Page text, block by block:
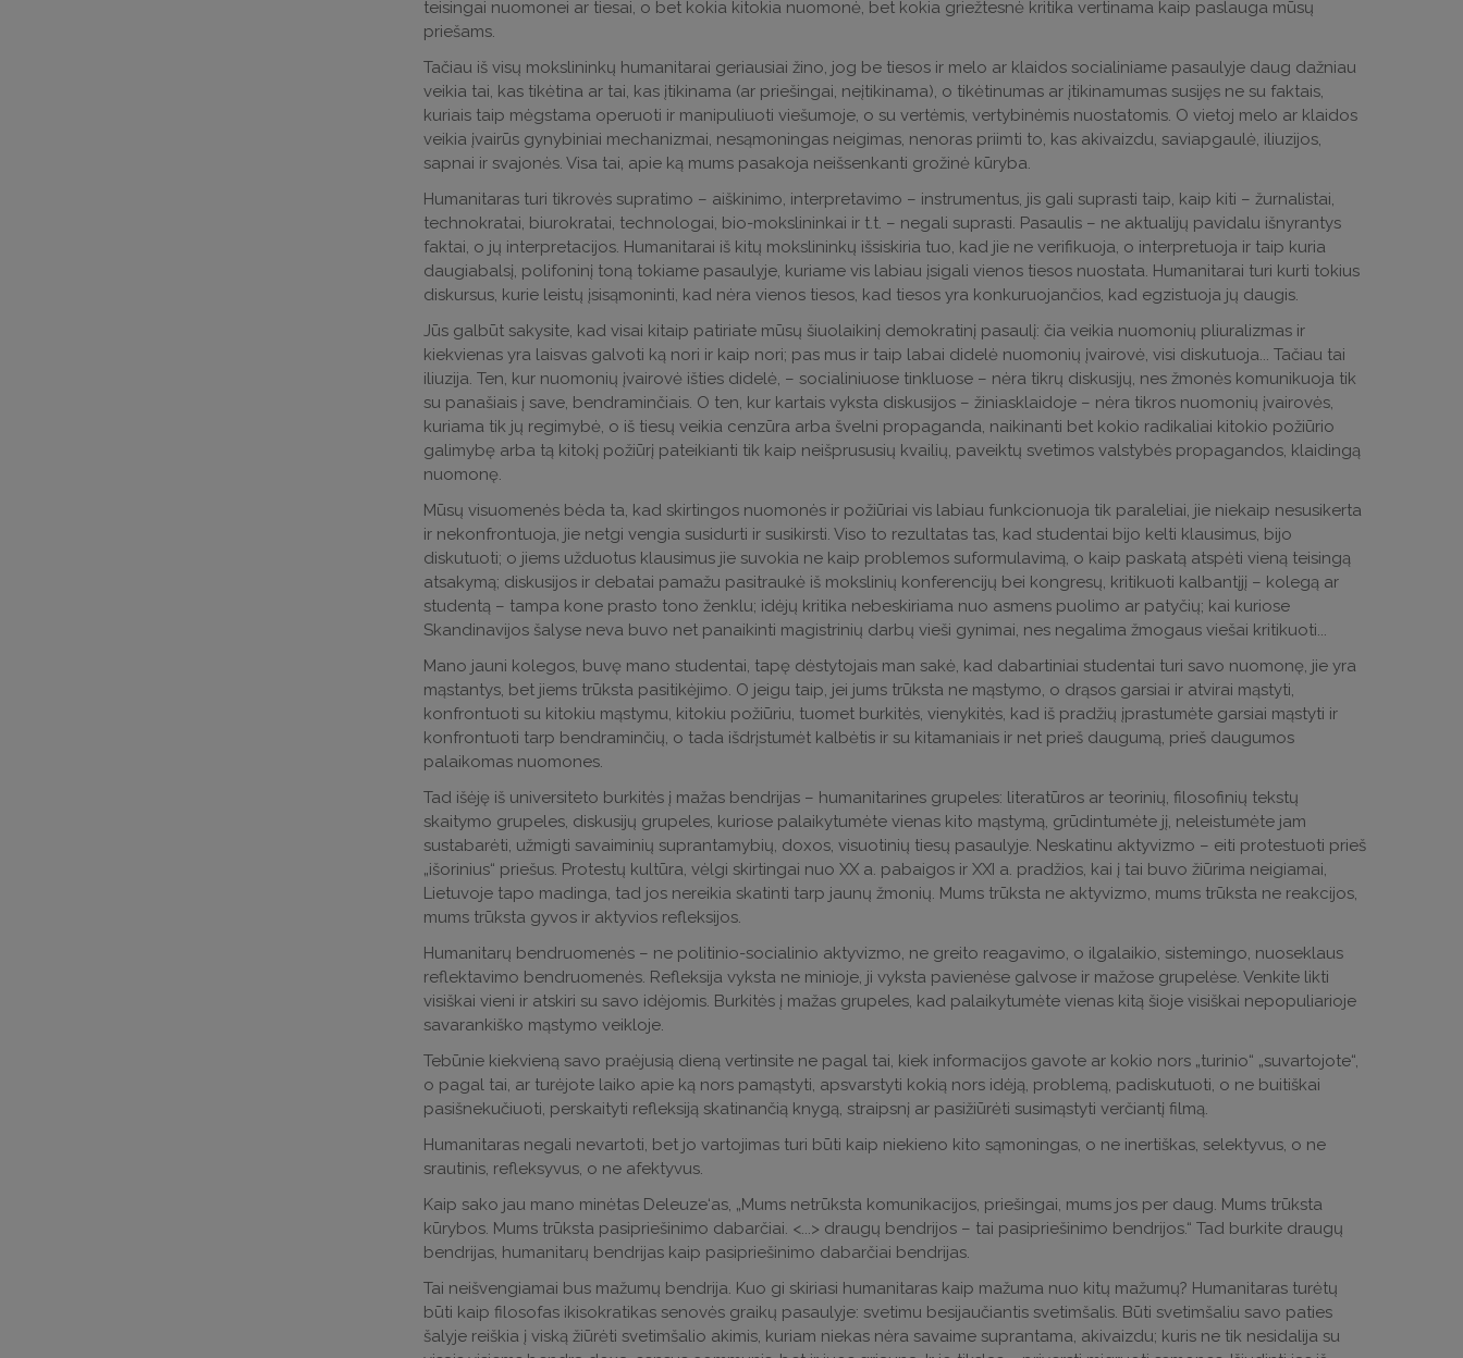
teisingai nuomonei ar tiesai, o bet kokia kitokia nuomonė, bet kokia griežtesnė kritika vertinama kaip paslauga mūsų
priešams.
Tačiau iš visų mokslininkų humanitarai geriausiai žino, jog be tiesos ir melo ar klaidos socialiniame pasaulyje daug dažniau
veikia tai, kas tikėtina ar tai, kas įtikinama (ar priešingai, neįtikinama), o tikėtinumas ar įtikinamumas susijęs ne su faktais,
kuriais taip mėgstama operuoti ir manipuliuoti viešumoje, o su vertėmis, vertybinėmis nuostatomis. O vietoj melo ar klaidos
veikia įvairūs gynybiniai mechanizmai, nesąmoningas neigimas, nenoras priimti to, kas akivaizdu, saviapgaulė, iliuzijos,
sapnai ir svajonės. Visa tai, apie ką mums pasakoja neišsenkanti grožinė kūryba.
Humanitaras turi tikrovės supratimo – aiškinimo, interpretavimo – instrumentus, jis gali suprasti taip, kaip kiti – žurnalistai,
technokratai, biurokratai, technologai, bio-mokslininkai ir t.t. – negali suprasti. Pasaulis – ne aktualijų pavidalu išnyrantys
faktai, o jų interpretacijos. Humanitarai iš kitų mokslininkų išsiskiria tuo, kad jie ne verifikuoja, o interpretuoja ir taip kuria
daugiabalsį, polifoninį toną tokiame pasaulyje, kuriame vis labiau įsigali vienos tiesos nuostata. Humanitarai turi kurti tokius
diskursus, kurie leistų įsisąmoninti, kad nėra vienos tiesos, kad tiesos yra konkuruojančios, kad egzistuoja jų daugis.
Jūs galbūt sakysite, kad visai kitaip patiriate mūsų šiuolaikinį demokratinį pasaulį: čia veikia nuomonių pliuralizmas ir
kiekvienas yra laisvas galvoti ką nori ir kaip nori; pas mus ir taip labai didelė nuomonių įvairovė, visi diskutuoja... Tačiau tai
iliuzija. Ten, kur nuomonių įvairovė išties didelė, – socialiniuose tinkluose – nėra tikrų diskusijų, nes žmonės komunikuoja tik
su panašiais į save, bendraminčiais. O ten, kur kartais vyksta diskusijos – žiniasklaidoje – nėra tikros nuomonių įvairovės,
kuriama tik jų regimybė, o iš tiesų veikia cenzūra arba švelni propaganda, naikinanti bet kokio radikaliai kitokio požiūrio
galimybę arba tą kitokį požiūrį pateikianti tik kaip neišprususių kvailių, paveiktų svetimos valstybės propagandos, klaidingą
nuomonę.
Mūsų visuomenės bėda ta, kad skirtingos nuomonės ir požiūriai vis labiau funkcionuoja tik paraleliai, jie niekaip nesusikerta
ir nekonfrontuoja, jie netgi vengia susidurti ir susikirsti. Viso to rezultatas tas, kad studentai bijo kelti klausimus, bijo
diskutuoti; o jiems užduotus klausimus jie suvokia ne kaip problemos suformulavimą, o kaip paskatą atspėti vieną teisingą
atsakymą; diskusijos ir debatai pamažu pasitraukė iš mokslinių konferencijų bei kongresų, kritikuoti kalbantįjį – kolegą ar
studentą – tampa kone prasto tono ženklu; idėjų kritika nebeskiriama nuo asmens puolimo ar patyčių; kai kuriose
Skandinavijos šalyse neva buvo net panaikinti magistrinių darbų vieši gynimai, nes negalima žmogaus viešai kritikuoti...
Mano jauni kolegos, buvę mano studentai, tapę dėstytojais man sakė, kad dabartiniai studentai turi savo nuomonę, jie yra
mąstantys, bet jiems trūksta pasitikėjimo. O jeigu taip, jei jums trūksta ne mąstymo, o drąsos garsiai ir atvirai mąstyti,
konfrontuoti su kitokiu mąstymu, kitokiu požiūriu, tuomet burkitės, vienykitės, kad iš pradžių įprastumėte garsiai mąstyti ir
konfrontuoti tarp bendraminčių, o tada išdrįstumėt kalbėtis ir su kitamaniais ir net prieš daugumą, prieš daugumos
palaikomas nuomones.
Tad išėję iš universiteto burkitės į mažas bendrijas – humanitarines grupeles: literatūros ar teorinių, filosofinių tekstų
skaitymo grupeles, diskusijų grupeles, kuriose palaikytumėte vienas kito mąstymą, grūdintumėte jį, neleistumėte jam
sustabarėti, užmigti savaiminių suprantamybių, doxos, visuotinių tiesų pasaulyje. Neskatinu aktyvizmo – eiti protestuoti prieš
„išorinius“ priešus. Protestų kultūra, vėlgi skirtingai nuo XX a. pabaigos ir XXI a. pradžios, kai į tai buvo žiūrima neigiamai,
Lietuvoje tapo madinga, tad jos nereikia skatinti tarp jaunų žmonių. Mums trūksta ne aktyvizmo, mums trūksta ne reakcijos,
mums trūksta gyvos ir aktyvios refleksijos.
Humanitarų bendruomenės – ne politinio-socialinio aktyvizmo, ne greito reagavimo, o ilgalaikio, sistemingo, nuoseklaus
reflektavimo bendruomenės. Refleksija vyksta ne minioje, ji vyksta pavienėse galvose ir mažose grupelėse. Venkite likti
visiškai vieni ir atskiri su savo idėjomis. Burkitės į mažas grupeles, kad palaikytumėte vienas kitą šioje visiškai nepopuliarioje
savarankiško mąstymo veikloje.
Tebūnie kiekvieną savo praėjusią dieną vertinsite ne pagal tai, kiek informacijos gavote ar kokio nors „turinio“ „suvartojote“,
o pagal tai, ar turėjote laiko apie ką nors pamąstyti, apsvarstyti kokią nors idėją, problemą, padiskutuoti, o ne buitiškai
pasišnekučiuoti, perskaityti refleksiją skatinančią knygą, straipsnį ar pasižiūrėti susimąstyti verčiantį filmą.
Humanitaras negali nevartoti, bet jo vartojimas turi būti kaip niekieno kito sąmoningas, o ne inertiškas, selektyvus, o ne
srautinis, refleksyvus, o ne afektyvus.
Kaip sako jau mano minėtas Deleuze‘as, „Mums netrūksta komunikacijos, priešingai, mums jos per daug. Mums trūksta
kūrybos. Mums trūksta pasipriešinimo dabarčiai. <...> draugų bendrijos – tai pasipriešinimo bendrijos.“ Tad burkite draugų
bendrijas, humanitarų bendrijas kaip pasipriešinimo dabarčiai bendrijas.
Tai neišvengiamai bus mažumų bendrija. Kuo gi skiriasi humanitaras kaip mažuma nuo kitų mažumų? Humanitaras turėtų
būti kaip filosofas ikisokratikas senovės graikų pasaulyje: svetimu besijaučiantis svetimšalis. Būti svetimšaliu savo paties
šalyje reiškia į viską žiūrėti svetimšalio akimis, kuriam niekas nėra savaime suprantama, akivaizdu; kuris ne tik nesidalija su